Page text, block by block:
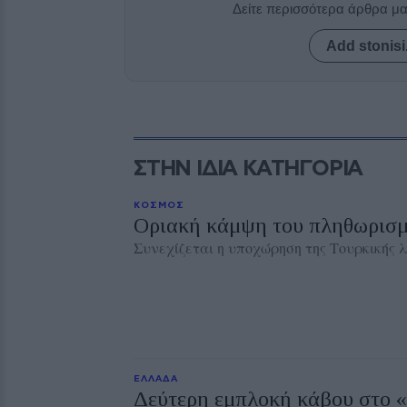
Δείτε περισσότερα άρθρα
Add
ΣΤΗΝ ΙΔΙΑ ΚΑΤΗΓΟΡΙΑ
ΚΟΣΜΟΣ
Οριακή κάμψη του
Συνεχίζεται η υποχώρηση της Τουρκικής
ΕΛΛΑΔΑ
Δεύτερη εμπλοκή κάβου στο